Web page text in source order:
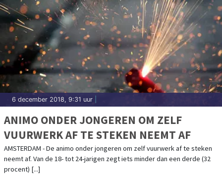
6 december 2018, 9:31 uur
ANIMO ONDER JONGEREN OM ZELF
VUURWERK AF TE STEKEN NEEMT AF
AMSTERDAM - De animo onder jongeren om zelf vuurwerk af te steken
neemt af. Van de 18- tot 24-jarigen zegt iets minder dan een derde (32
procent) [...]